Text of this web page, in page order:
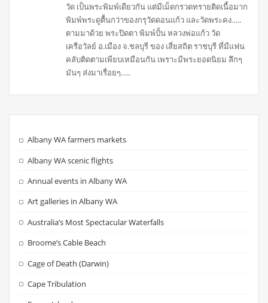
วัด เป็นพระพิมพ์เดียวกัน แต่มีเม็ดกรวดทรายติดเนื้อมาก
พิมพ์พระดูตื้นกว่าของกรุวัดดอนแก้ว และวัดพระคง…..
ตามมาด้วย พระปิดตา พิมพ์ปั้น หลวงพ่อแก้ว วัด
เครือวัลย์ อ.เมือง จ.ชลบุรี ของ เสี่ยสถิต ราชบุรี ที่มีแฟน
คลับติดตามเพียบเหมือนกัน เพราะมีพระยอดนิยม ลึกๆ
มันๆ ส่งมาเรื่อยๆ…..
Albany WA farmers markets
Albany WA scenic flights
Annual events in Albany WA
Art galleries in Albany WA
Australia’s Most Spectacular Waterfalls
Broome’s Cable Beach
Cage of Death (Darwin)
Cape Tribulation